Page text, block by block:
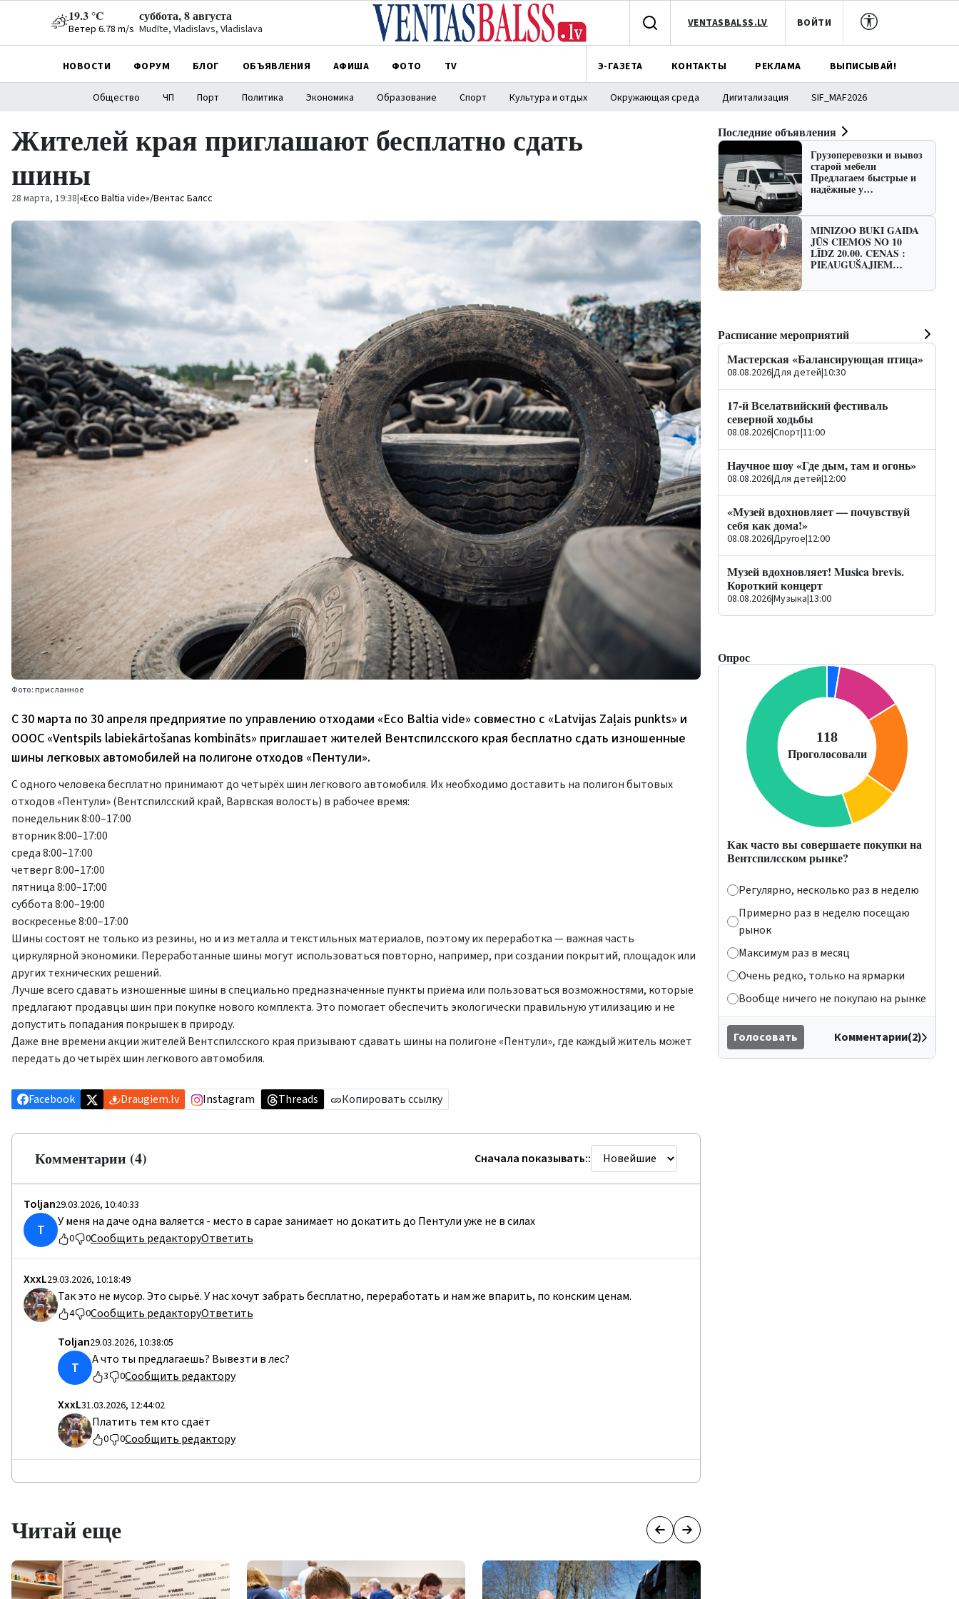
19.3 °C
Ветер 6.78 m/s
суббота, 8 августа
Mudīte, Vladislavs, Vladislava VENTASBALSS.LV ВОЙТИ
НОВОСТИ ФОРУМ БЛОГ ОБЪЯВЛЕНИЯ АФИША ФОТО TV Э-ГАЗЕТА КОНТАКТЫ РЕКЛАМА ВЫПИСЫВАЙ!
Общество ЧП Порт Политика Экономика Образование Спорт Культура и отдых Окружающая среда Дигитализация SIF_MAF2026
Жителей края приглашают бесплатно сдать
шины
28 марта, 19:38|«Eco Baltia vide»/Вентас Балсс
Фото: присланное
С 30 марта по 30 апреля предприятие по управлению отходами «Eco Baltia vide» совместно с «Latvijas Zaļais punkts» и
ОООС «Ventspils labiekārtošanas kombināts» приглашает жителей Вентспилсского края бесплатно сдать изношенные
шины легковых автомобилей на полигоне отходов «Пентули».
С одного человека бесплатно принимают до четырёх шин легкового автомобиля. Их необходимо доставить на полигон бытовых
отходов «Пентули» (Вентспилсский край, Варвская волость) в рабочее время:
понедельник 8:00–17:00
вторник 8:00–17:00
среда 8:00–17:00
четверг 8:00–17:00
пятница 8:00–17:00
суббота 8:00–19:00
воскресенье 8:00–17:00
Шины состоят не только из резины, но и из металла и текстильных материалов, поэтому их переработка — важная часть
циркулярной экономики. Переработанные шины могут использоваться повторно, например, при создании покрытий, площадок или
других технических решений.
Лучше всего сдавать изношенные шины в специально предназначенные пункты приёма или пользоваться возможностями, которые
предлагают продавцы шин при покупке нового комплекта. Это помогает обеспечить экологически правильную утилизацию и не
допустить попадания покрышек в природу.
Даже вне времени акции жителей Вентспилсского края призывают сдавать шины на полигоне «Пентули», где каждый житель может
передать до четырёх шин легкового автомобиля.
Facebook Draugiem.lv Instagram Threads Копировать ссылку
Комментарии (4) Сначала показывать::
Toljan29.03.2026, 10:40:33
T У меня на даче одна валяется - место в сарае занимает но докатить до Пентули уже не в силах
0 0Сообщить редакторуОтветить
ХххL29.03.2026, 10:18:49
Так это не мусор. Это сырьё. У нас хочут забрать бесплатно, переработать и нам же впарить, по конским ценам.
4 0Сообщить редакторуОтветить
Toljan29.03.2026, 10:38:05
T А что ты предлагаешь? Вывезти в лес?
3 0Сообщить редактору
ХххL31.03.2026, 12:44:02
Платить тем кто сдаёт
0 0Сообщить редактору
Читай еще
Последние объявления
Грузоперевозки и вывоз
старой мебели
Предлагаем быстрые и
надёжные у…
MINIZOO BUKI GAIDA
JŪS CIEMOS NO 10
LĪDZ 20.00. CENAS :
PIEAUGUŠAJIEM…
Расписание мероприятий
Мастерская «Балансирующая птица»
08.08.2026|Для детей|10:30
17-й Вселатвийский фестиваль
северной ходьбы
08.08.2026|Спорт|11:00
Научное шоу «Где дым, там и огонь»
08.08.2026|Для детей|12:00
«Музей вдохновляет — почувствуй
себя как дома!»
08.08.2026|Другое|12:00
Музей вдохновляет! Musica brevis.
Короткий концерт
08.08.2026|Музыка|13:00
Опрос
Как часто вы совершаете покупки на
Вентспилсском рынке?
Регулярно, несколько раз в неделю
Примерно раз в неделю посещаю
рынок
Максимум раз в месяц
Очень редко, только на ярмарки
Вообще ничего не покупаю на рынке
Голосовать Комментарии(2)